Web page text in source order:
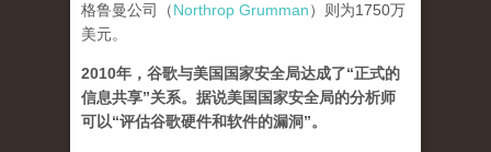
格鲁曼公司（Northrop Grumman）则为1750万
美元。
2010年，谷歌与美国国家安全局达成了“正式的
信息共享”关系。据说美国国家安全局的分析师
可以“评估谷歌硬件和软件的漏洞”。